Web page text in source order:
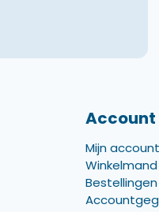
Account
Mijn account
Winkelmand
Bestellingen